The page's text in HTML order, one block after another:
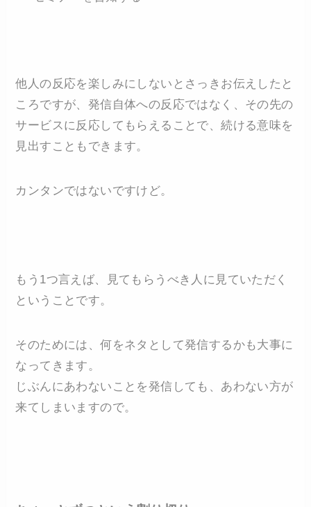
他人の反応を楽しみにしないとさっきお伝えしたと
ころですが、発信自体への反応ではなく、その先の
サービスに反応してもらえることで、続ける意味を
見出すこともできます。
カンタンではないですけど。
もう1つ言えば、見てもらうべき人に見ていただく
ということです。
そのためには、何をネタとして発信するかも大事に
なってきます。
じぶんにあわないことを発信しても、あわない方が
来てしまいますので。